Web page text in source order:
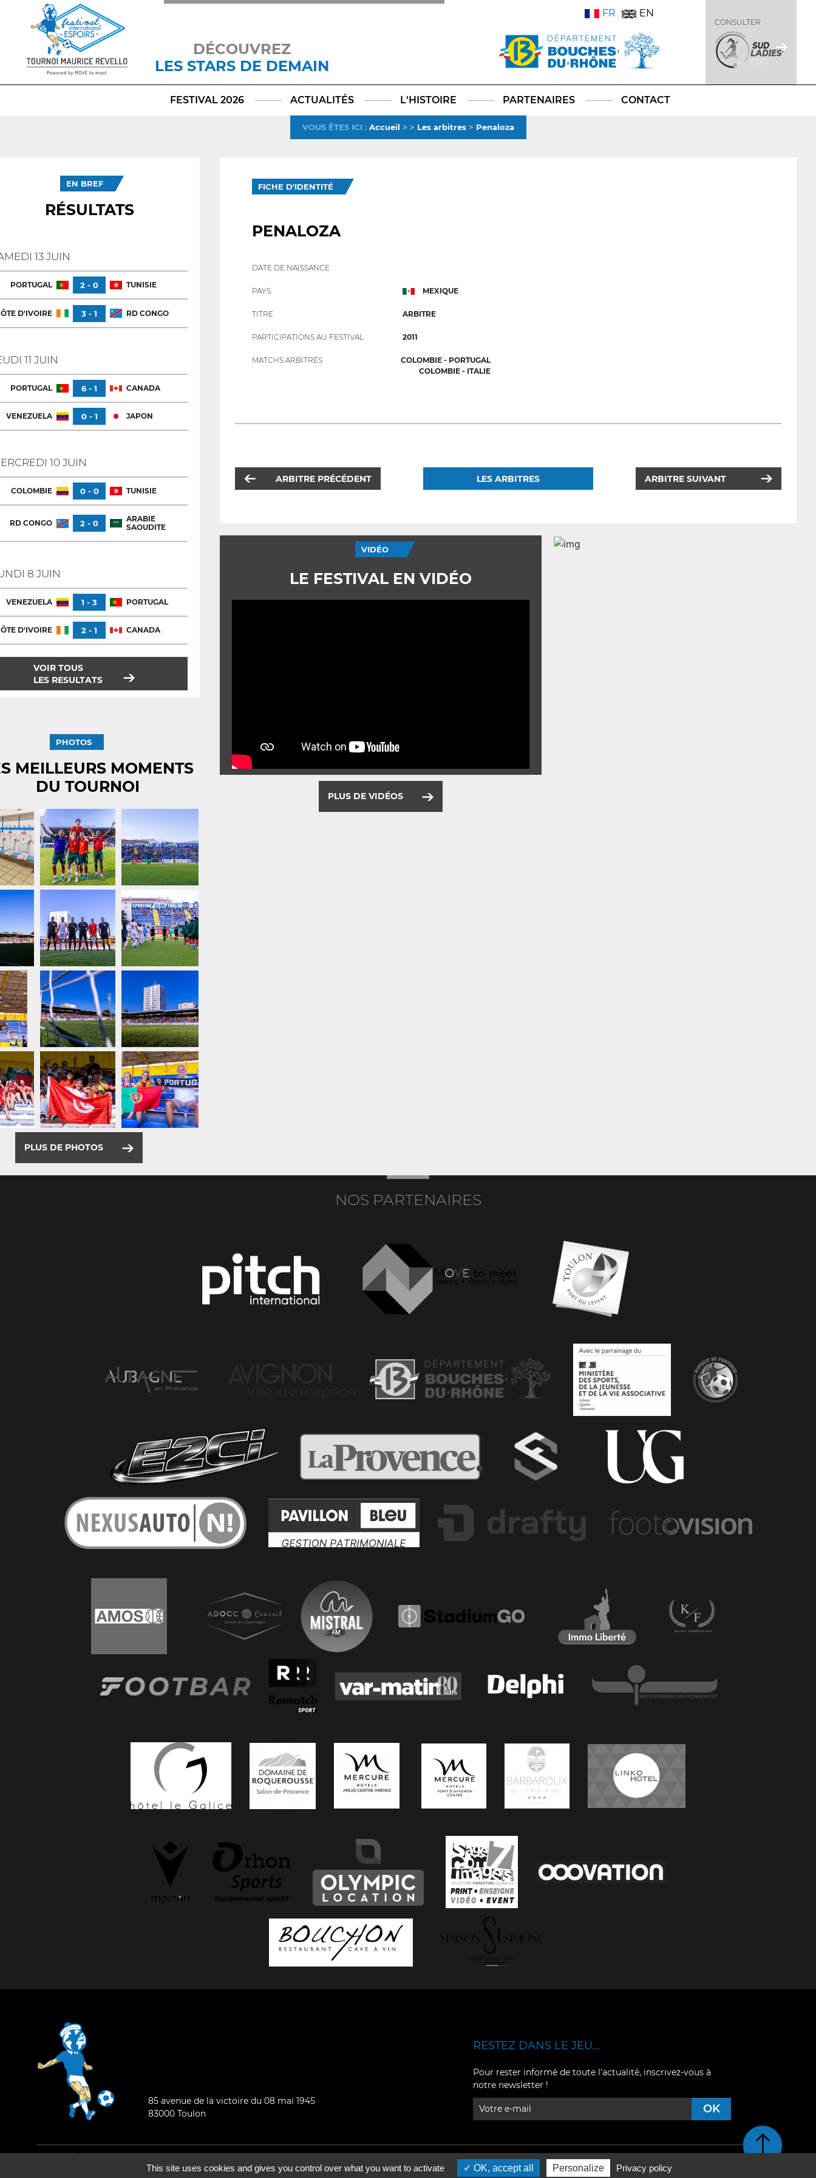
DÉCOUVREZ
LES STARS DE DEMAIN
TikTokLinkedIn
X
FR EN
CONSULTER
FESTIVAL 2026 ACTUALITÉS L'HISTOIRE PARTENAIRES CONTACT
VOUS ÊTES ICI : Accueil > > Les arbitres> Penaloza
EN BREF
RÉSULTATS
13 JUIN
PORTUGAL 2 - 0 TUNISIE
D'IVOIRE 3 - 1 RD CONGO
11 JUIN
PORTUGAL 6 - 1 CANADA
VENEZUELA 0 - 1 JAPON
10 JUIN
COLOMBIE 0 - 0 TUNISIE
RD CONGO 2 - 0
ARABIE
SAOUDITE
8 JUIN
VENEZUELA 1 - 3 PORTUGAL
D'IVOIRE 2 - 1 CANADA
VOIR TOUS
LES RESULTATS
PHOTOS
MEILLEURS MOMENTS
DU TOURNOI
PLUS DE PHOTOS
FICHE D'IDENTITÉ
PENALOZA
DATE DE NAISSANCE
PAYS MEXIQUE
TITRE ARBITRE
PARTICIPATIONS AU FESTIVAL 2011
MATCHS ARBITRÉS
COLOMBIE - PORTUGAL
COLOMBIE - ITALIE
ARBITRE PRÉCÉDENT LES ARBITRES ARBITRE SUIVANT
VIDÉO
LE FESTIVAL EN VIDÉO
PLUS DE VIDÉOS
NOS PARTENAIRES
85 avenue de la victoire du 08 mai 1945
83000 Toulon
YouTube
RESTEZ DANS LE JEU...
Pour rester informé de toute l'actualité, inscrivez-vous à
notre newsletter !
Mentions légales-Qui sommes-nous ?
©2026 - Tous droits réservés - Conception :epartenair e
Retour en haut de page
This site uses cookies and gives you control over what you want to activate OK, accept all Personalize Privacy policy